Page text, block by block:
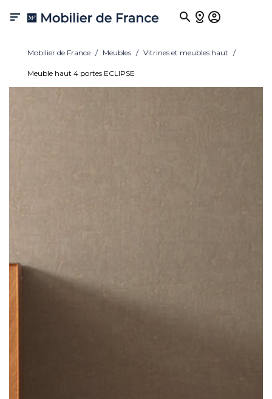

Mobilier de France Meubles Vitrines et meubles haut
Meuble haut 4 portes ECLIPSE